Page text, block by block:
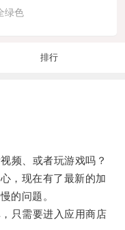
绿色
排行
、或者玩游戏吗？
，现在有了最新的加
的问题。
只需要进入应用商店